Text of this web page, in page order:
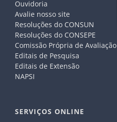
Ouvidoria
Avalie nosso site
Resoluções do CONSUN
Resoluções do CONSEPE
Comissão Própria de Avaliação
Editais de Pesquisa
Editais de Extensão
NAPSI
SERVIÇOS ONLINE